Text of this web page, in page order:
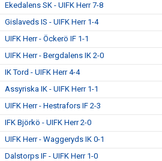
Ekedalens SK - UIFK Herr 7-8
Gislaveds IS - UIFK Herr 1-4
UIFK Herr - Öckerö IF 1-1
UIFK Herr - Bergdalens IK 2-0
IK Tord - UIFK Herr 4-4
Assyriska IK - UIFK Herr 1-1
UIFK Herr - Hestrafors IF 2-3
IFK Björkö - UIFK Herr 2-0
UIFK Herr - Waggeryds IK 0-1
Dalstorps IF - UIFK Herr 1-0